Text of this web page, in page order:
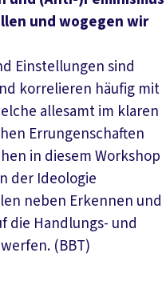
und wogegen wir
Einstellungen sind
korrelieren häufig mit
allesamt im klaren
Errungenschaften
in diesem Workshop
der Ideologie
neben Erkennen und
die Handlungs- und
(BBT)